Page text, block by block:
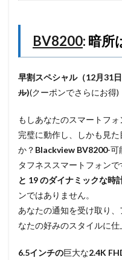
BV8200: 暗所
早割スペシャル（12月31
ル)(クーポンでさらにお得)
もしあなたのスマートフォ
完璧に動作し、しかも見
か？ Blackview BV8200-可
タフネススマートフォンで
と 19 のダイナミックな時
ンではありません。
あなたの通知を受け取り
なたの好みのスタイルに仕
6.5インチの巨大な2.4K